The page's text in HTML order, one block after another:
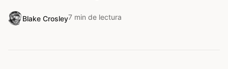
Blake Crosley7 min de lectura